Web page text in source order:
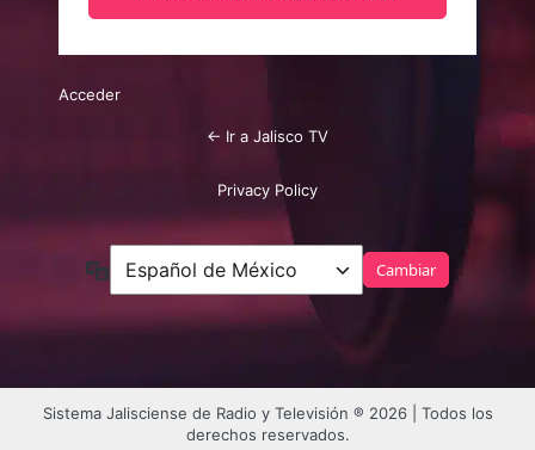
Acceder
← Ir a Jalisco TV
Privacy Policy
Idioma
Sistema Jalisciense de Radio y Televisión ® 2026 | Todos los
derechos reservados.